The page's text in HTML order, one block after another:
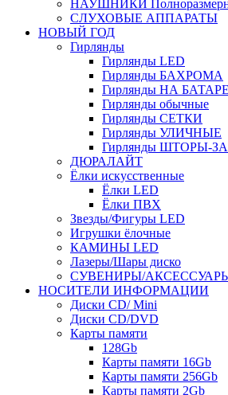
НАУШНИКИ
СЛУХОВЫЕ АППАРАТЫ
НОВЫЙ ГОД
Гирлянды
Гирлянды LED
Гирлянды БАХРОМА
Гирлянды НА
Гирлянды обычные
Гирлянды СЕТКИ
Гирлянды УЛИЧНЫЕ
Гирлянды ШТОРЫ-
ДЮРАЛАЙТ
Ёлки искусственные
Ёлки LED
Ёлки ПВХ
Звезды/Фигуры LED
Игрушки ёлочные
КАМИНЫ LED
Лазеры/Шары диско
СУВЕНИРЫ/
НОСИТЕЛИ ИНФОРМАЦИИ
Диски CD/ Mini
Диски CD/DVD
Карты памяти
128Gb
Карты памяти 16Gb
Карты памяти 256Gb
Карты памяти 2Gb